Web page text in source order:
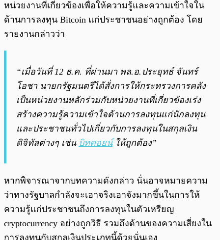
หน่วยงานที่เกี่ยวข้องเพื่อให้ความรู้และความเข้าใจใน
ด้านการลงทุน Bitcoin แก่ประชาชนอย่างถูกต้อง โดย
รายงานกล่าวว่า
“เมื่อวันที่ 12 ธ.ค. ที่ผ่านมา พล.อ.ประยุทธ์ จันทร์
โอชา นายกรัฐมนตรีได้สั่งการให้กระทรวงการคลัง
เป็นหน่วยงานหลักร่วมกับหน่วยงานที่เกี่ยวข้องเร่ง
สร้างความรู้ความเข้าใจด้านการลงทุนแก่นักลงทุน
และประชาชนทั่วไปเกี่ยวกับการลงทุนในสกุลเงิน
ดิจิทัลต่างๆ เช่น บิทคอยน์ให้ถูกต้อง”
หากพิจารณาจากบทความดังกล่าว นั่นอาจหมายความ
ว่าทางรัฐบาลกำลังจะเอาจริงเอาจังมากขึ้นในการให้
ความรู้แก่ประชาชนถึงการลงทุนในตัวเหรียญ
cryptocurrency อย่างถูกวิธี รวมถึงด้านของความเสี่ยงใน
การลงทุนกับสกุลเงินประเภทนี้ด้วยนั่นเอง